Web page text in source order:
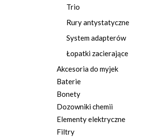
Trio
Rury antystatyczne
System adapterów
Łopatki zacierające
Akcesoria do myjek
Baterie
Bonety
Dozowniki chemii
Elementy elektryczne
Filtry